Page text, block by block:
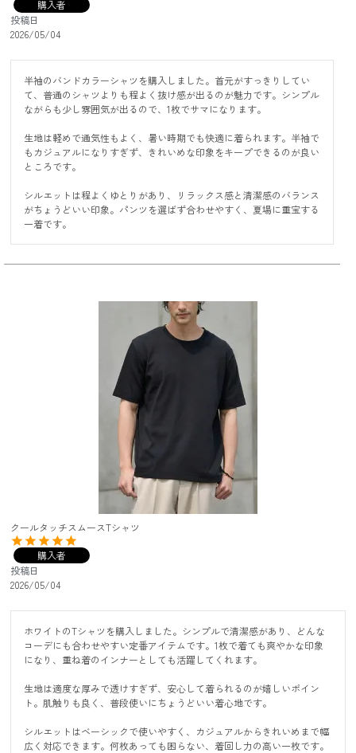
購入者
投稿日
2026/05/04
半袖のバンドカラーシャツを購入しました。首元がすっきりしてい
て、普通のシャツよりも程よく抜け感が出るのが魅力です。シンプル
ながらも少し雰囲気が出るので、1枚でサマになります。
生地は軽めで通気性もよく、暑い時期でも快適に着られます。半袖で
もカジュアルになりすぎず、きれいめな印象をキープできるのが良い
ところです。
シルエットは程よくゆとりがあり、リラックス感と清潔感のバランス
がちょうどいい印象。パンツを選ばず合わせやすく、夏場に重宝する
一着です。
クールタッチスムースTシャツ
購入者
投稿日
2026/05/04
ホワイトのTシャツを購入しました。シンプルで清潔感があり、どんな
コーデにも合わせやすい定番アイテムです。1枚で着ても爽やかな印象
になり、重ね着のインナーとしても活躍してくれます。
生地は適度な厚みで透けすぎず、安心して着られるのが嬉しいポイン
ト。肌触りも良く、普段使いにちょうどいい着心地です。
シルエットはベーシックで使いやすく、カジュアルからきれいめまで幅
広く対応できます。何枚あっても困らない、着回し力の高い一枚です。